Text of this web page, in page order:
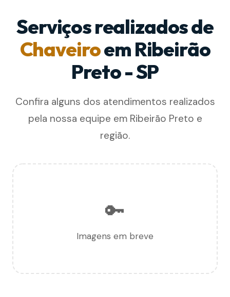
Serviços realizados de
Chaveiroem Ribeirão
Preto - SP
Confira alguns dos atendimentos realizados
pela nossa equipe em Ribeirão Preto e
região.
🔑
Imagens em breve